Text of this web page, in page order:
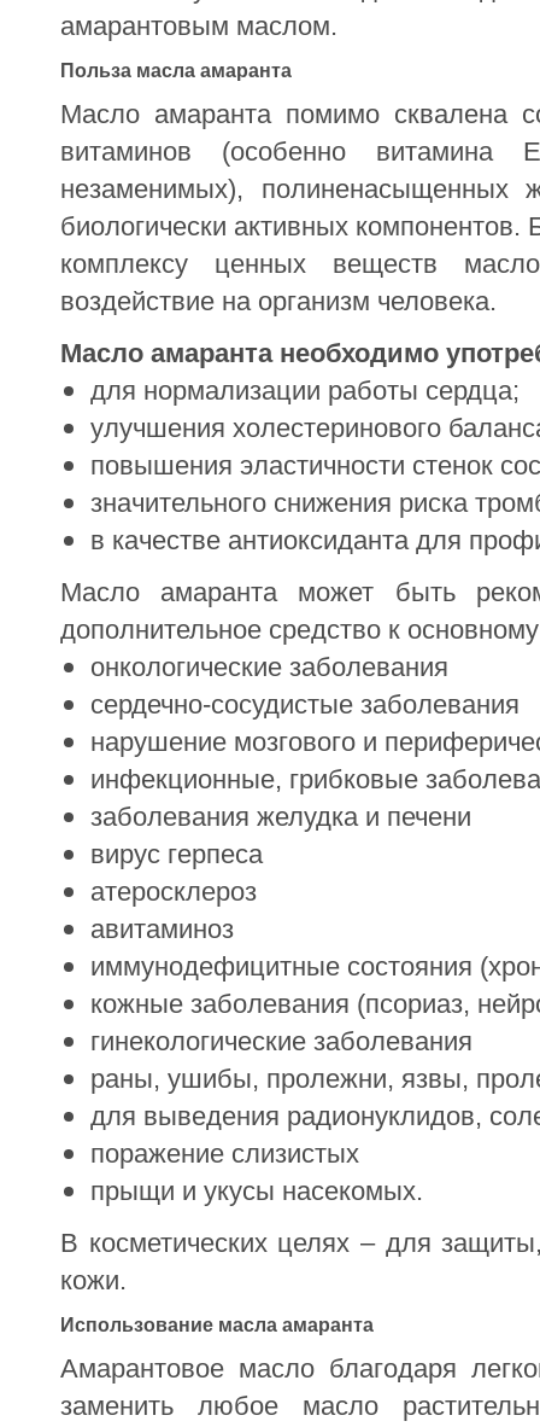
амарантовым маслом.
Польза масла амаранта
Масло амаранта помимо сквалена
витаминов (особенно
незаменимых), полиненасыщенных
биологически активных
комплексу ценных веществ
воздействие на организм человека.
Масло амаранта необходимо
для нормализации работы сердца;
улучшения холестеринового
повышения эластичности стенок
значительного снижения риска
в качестве антиоксиданта для
Масло амаранта может быть
дополнительное средство к
онкологические заболевания
сердечно-сосудистые заболевания
нарушение мозгового и
инфекционные, грибковые
заболевания желудка и печени
вирус герпеса
атеросклероз
авитаминоз
иммунодефицитные состояния
кожные заболевания (псориаз,
гинекологические заболевания
раны, ушибы, пролежни, язвы,
для выведения радионуклидов,
поражение слизистых
прыщи и укусы насекомых.
В косметических целях – для
кожи.
Использование масла амаранта
Амарантовое масло благодаря
заменить любое масло